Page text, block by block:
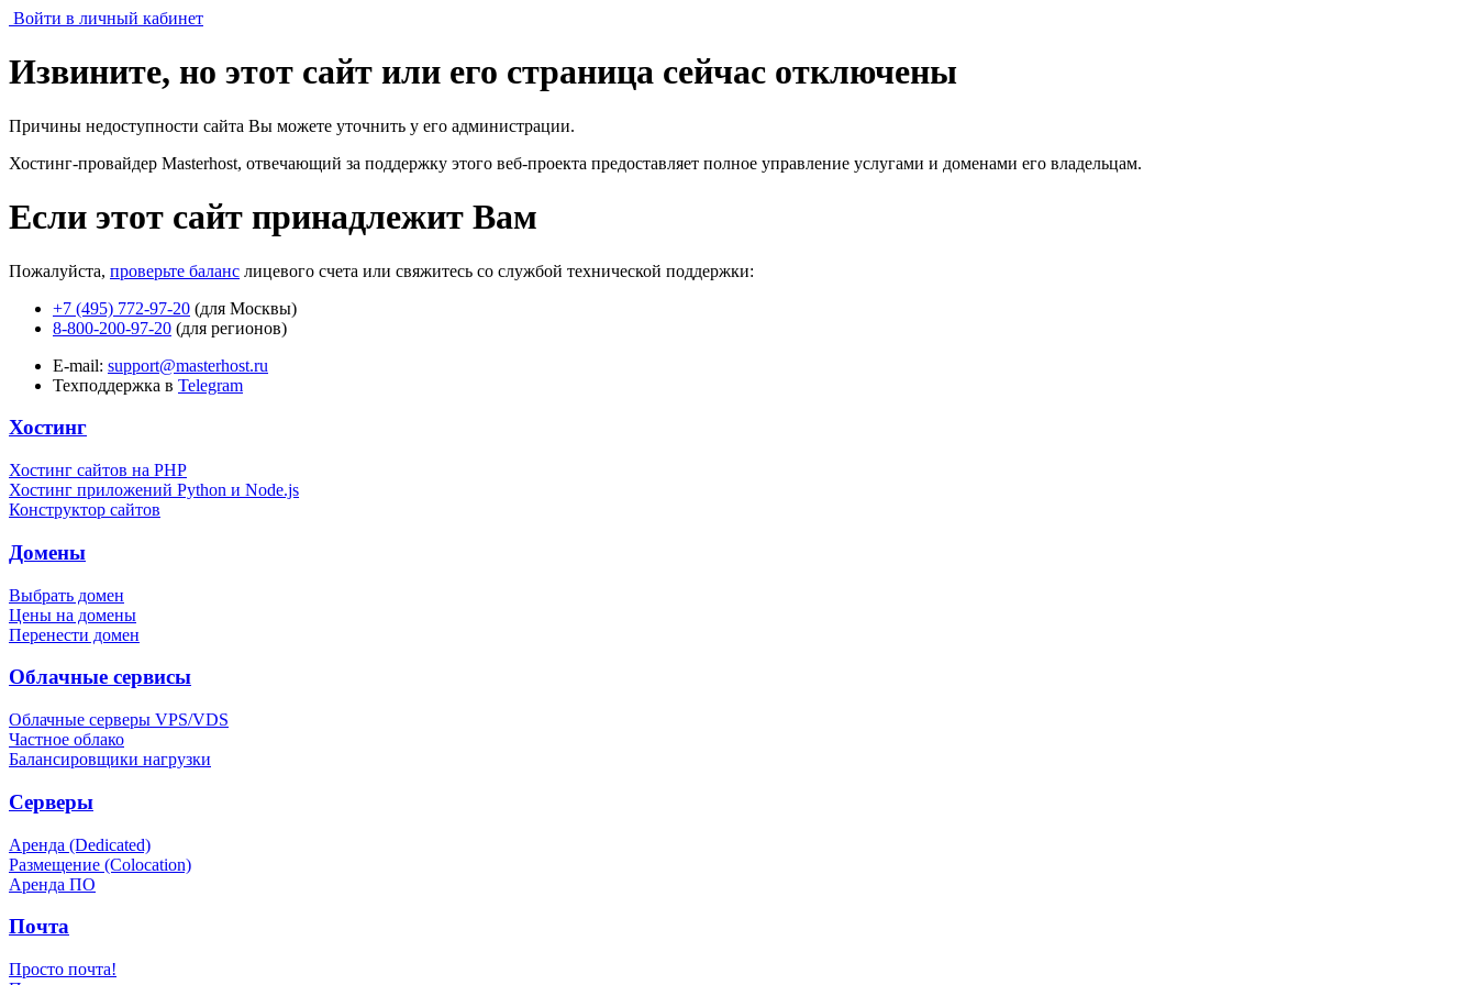
Войти в личный кабинет
Извините, но этот сайт или его страница сейчас отключены
Причины недоступности сайта Вы можете уточнить у его администрации.
Хостинг-провайдер Masterhost, отвечающий за поддержку этого веб-проекта предоставляет полное управление услугами и доменами его владельцам.
Если этот сайт принадлежит Вам
Пожалуйста, проверьте баланс лицевого счета или свяжитесь со службой технической поддержки:
+7 (495) 772-97-20 (для Москвы)
8-800-200-97-20 (для регионов)
E-mail: support@masterhost.ru
Техподдержка в Telegram
Хостинг
Хостинг сайтов на PHP
Хостинг приложений Python и Node.js
Конструктор сайтов
Домены
Выбрать домен
Цены на домены
Перенести домен
Облачные сервисы
Облачные серверы VPS/VDS
Частное облако
Балансировщики нагрузки
Серверы
Аренда (Dedicated)
Размещение (Colocation)
Аренда ПО
Почта
Просто почта!